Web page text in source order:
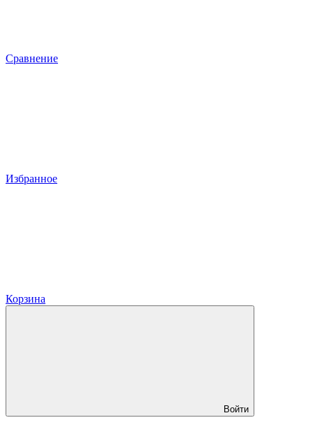
Сравнение
Избранное
Корзина
Войти